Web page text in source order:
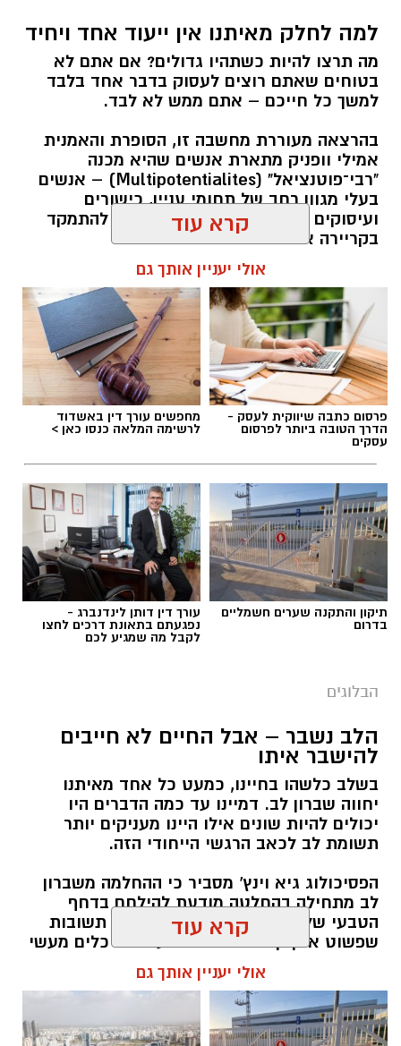
למה לחלק מאיתנו אין ייעוד אחד ויחיד
מה תרצו להיות כשתהיו גדולים? אם אתם לא
בטוחים שאתם רוצים לעסוק בדבר אחד בלבד
למשך כל חייכם – אתם ממש לא לבד.
בהרצאה מעוררת מחשבה זו, הסופרת והאמנית
אמילי וופניק מתארת אנשים שהיא מכנה
"רבי־פוטנציאל" (Multipotentialites) – אנשים
בעלי מגוון רחב של תחומי עניין, כישורים
ועיסוקים שונים לאורך חייהם, במקום להתמקד
בקריירה אחת בלבד.
האם גם אתם כאלה?
אלדה נתנאל / 09:20 07.08.26
יש לכם מידע חשוב שטרם נחשף? צילומים מאירוע
חדשותי? מצאתם טעות בכתבה? נשמח שתשתפו
אותנו
קרא עוד
אולי יעניין אותך גם
פרסום כתבה שיווקית לעסק -
הדרך הטובה ביותר לפרסום
עסקים
מחפשים עורך דין באשדוד
לרשימה המלאה כנסו כאן >
תיקון והתקנה שערים חשמליים
בדרום
עורך דין דותן לינדנברג -
נפגעתם בתאונת דרכים לחצו
לקבל מה שמגיע לכם
הבלוגים
הלב נשבר – אבל החיים לא חייבים
להישבר איתו
בשלב כלשהו בחיינו, כמעט כל אחד מאיתנו
יחווה שברון לב. דמיינו עד כמה הדברים היו
יכולים להיות שונים אילו היינו מעניקים יותר
תשומת לב לכאב הרגשי הייחודי הזה.
הפסיכולוג גיא וינץ' מסביר כי ההחלמה משברון
לב מתחילה בהחלטה מודעת להילחם בדחף
הטבעי שלנו לייפות את העבר ולחפש תשובות
שפשוט אינן קיימות. הוא מציע ארגז כלים מעשי
שיעזור לנו, בהדרגה, להשתחרר מהכאב ולהמשיך
הלב שלנו אולי נשבר לפעמים, אבל אנחנו לא
חייבים להישבר יחד איתו.
קרא עוד
אולי יעניין אותך גם